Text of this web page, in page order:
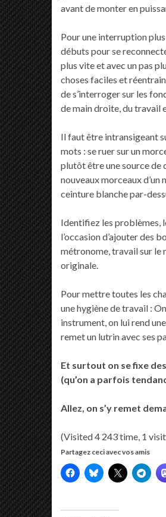
avant de monter en
Pour une interruption
débuts pour se
plus vite et avec un pas
choses faciles et
de s’interroger sur les
de main droite, du travail
Il faut être intransigeant
mots : se ruer sur un
plutôt être une source de
nouveaux morceaux
ceinture blanche par-
Identifiez les problèmes,
l’occasion d’ajouter des
métronome, travail sur le
originale.
Pour mettre toutes les
une hygiène de travail :
instrument, on lui rend
remet un lutrin avec ses
Et surtout on se fixe
(qu’on a parfois
Allez, on s’y remet
(Visited 4 243 time, 1
Partagez ceci avec vos amis